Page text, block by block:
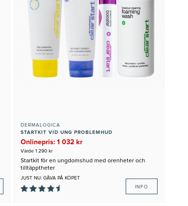
DERMALOGICA
STARTKIT VID UNG PROBLEMHUD
Onlinepris: 1 032 kr
Värde 1 290 kr
Startkit för en ungdomshud med orenheter och
tilltäpptheter
JUST NU: GÅVA PÅ KÖPET
INFO